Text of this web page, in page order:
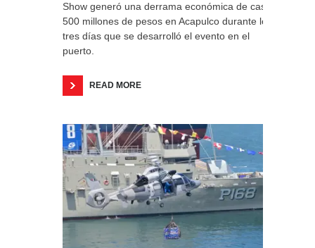
Show generó una derrama económica de casi
500 millones de pesos en Acapulco durante los
tres días que se desarrolló el evento en el
puerto.
READ MORE